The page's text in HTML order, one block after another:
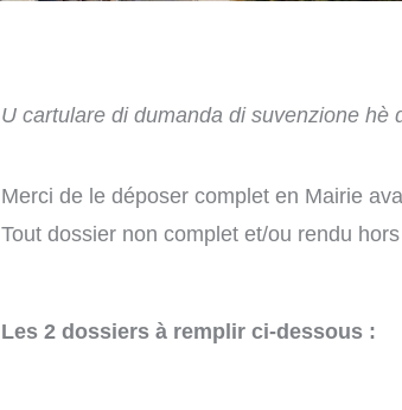
U cartulare di dumanda di suvenzione hè
Merci de le déposer complet en Mairie
Tout dossier non complet et/ou rendu
Les 2 dossiers à remplir ci-dessous :